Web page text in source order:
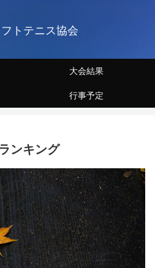
トテニス協会
大会結果
行事予定
ンキング